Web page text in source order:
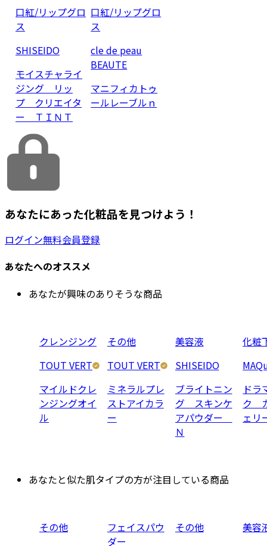
口紅/リップグロ
ス
SHISEIDO
モイスチャライ
ジング リッ
プ クリエイタ
ー ＴＩＮＴ
口紅/リップグロ
ス
cle de peau
BEAUTE
マニフィカトゥ
ールレーブルｎ
あなたにあった化粧品を見つけよう！
ログイン無料会員登録
あなたへのオススメ
あなたが興味のありそうな商品
クレンジング
TOUT VERT
マイルドクレ
ンジングオイ
ル
その他
TOUT VERT
ミネラルプレ
ストアイカラ
ー
美容液
SHISEIDO
ブライトニン
グ スキンケ
アパウダー
Ｎ
化粧
ドラ
ク
ェ
あなたと似た肌タイプの方が注目している商品
その他
フェイスパウ
ダー
その他
美容